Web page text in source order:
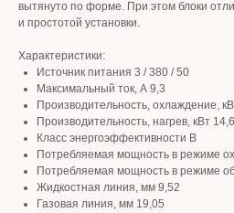
вытянуто по форме. При этом блоки
и простотой установки.
Характеристики:
Источник питания 3 / 380 / 50
Максимальный ток, А 9,3
Производительность, охлаждение,
Производительность, нагрев, кВт
Класс энергоэффективности B
Потребляемая мощность в режиме
Потребляемая мощность в режиме
Жидкостная линия, мм 9,52
Газовая линия, мм 19,05